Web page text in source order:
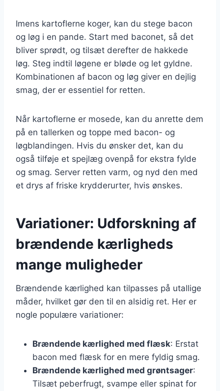
Imens kartoflerne koger, kan du stege bacon
og løg i en pande. Start med baconet, så det
bliver sprødt, og tilsæt derefter de hakkede
løg. Steg indtil løgene er bløde og let gyldne.
Kombinationen af bacon og løg giver en dejlig
smag, der er essentiel for retten.
Når kartoflerne er mosede, kan du anrette dem
på en tallerken og toppe med bacon- og
løgblandingen. Hvis du ønsker det, kan du
også tilføje et spejlæg ovenpå for ekstra fylde
og smag. Server retten varm, og nyd den med
et drys af friske krydderurter, hvis ønskes.
Variationer: Udforskning af
brændende kærligheds
mange muligheder
Brændende kærlighed kan tilpasses på utallige
måder, hvilket gør den til en alsidig ret. Her er
nogle populære variationer:
Brændende kærlighed med flæsk: Erstat
bacon med flæsk for en mere fyldig smag.
Brændende kærlighed med grøntsager:
Tilsæt peberfrugt, svampe eller spinat for